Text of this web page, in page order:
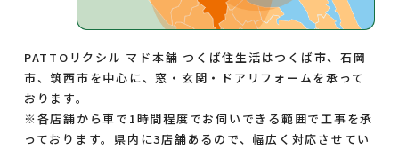
PATTOリクシル マド本舗 つくば住生活はつくば市、石岡
市、筑西市を中心に、窓・玄関・ドアリフォームを承って
おります。
※各店舗から車で1時間程度でお伺いできる範囲で工事を承
っております。県内に3店舗あるので、幅広く対応させてい